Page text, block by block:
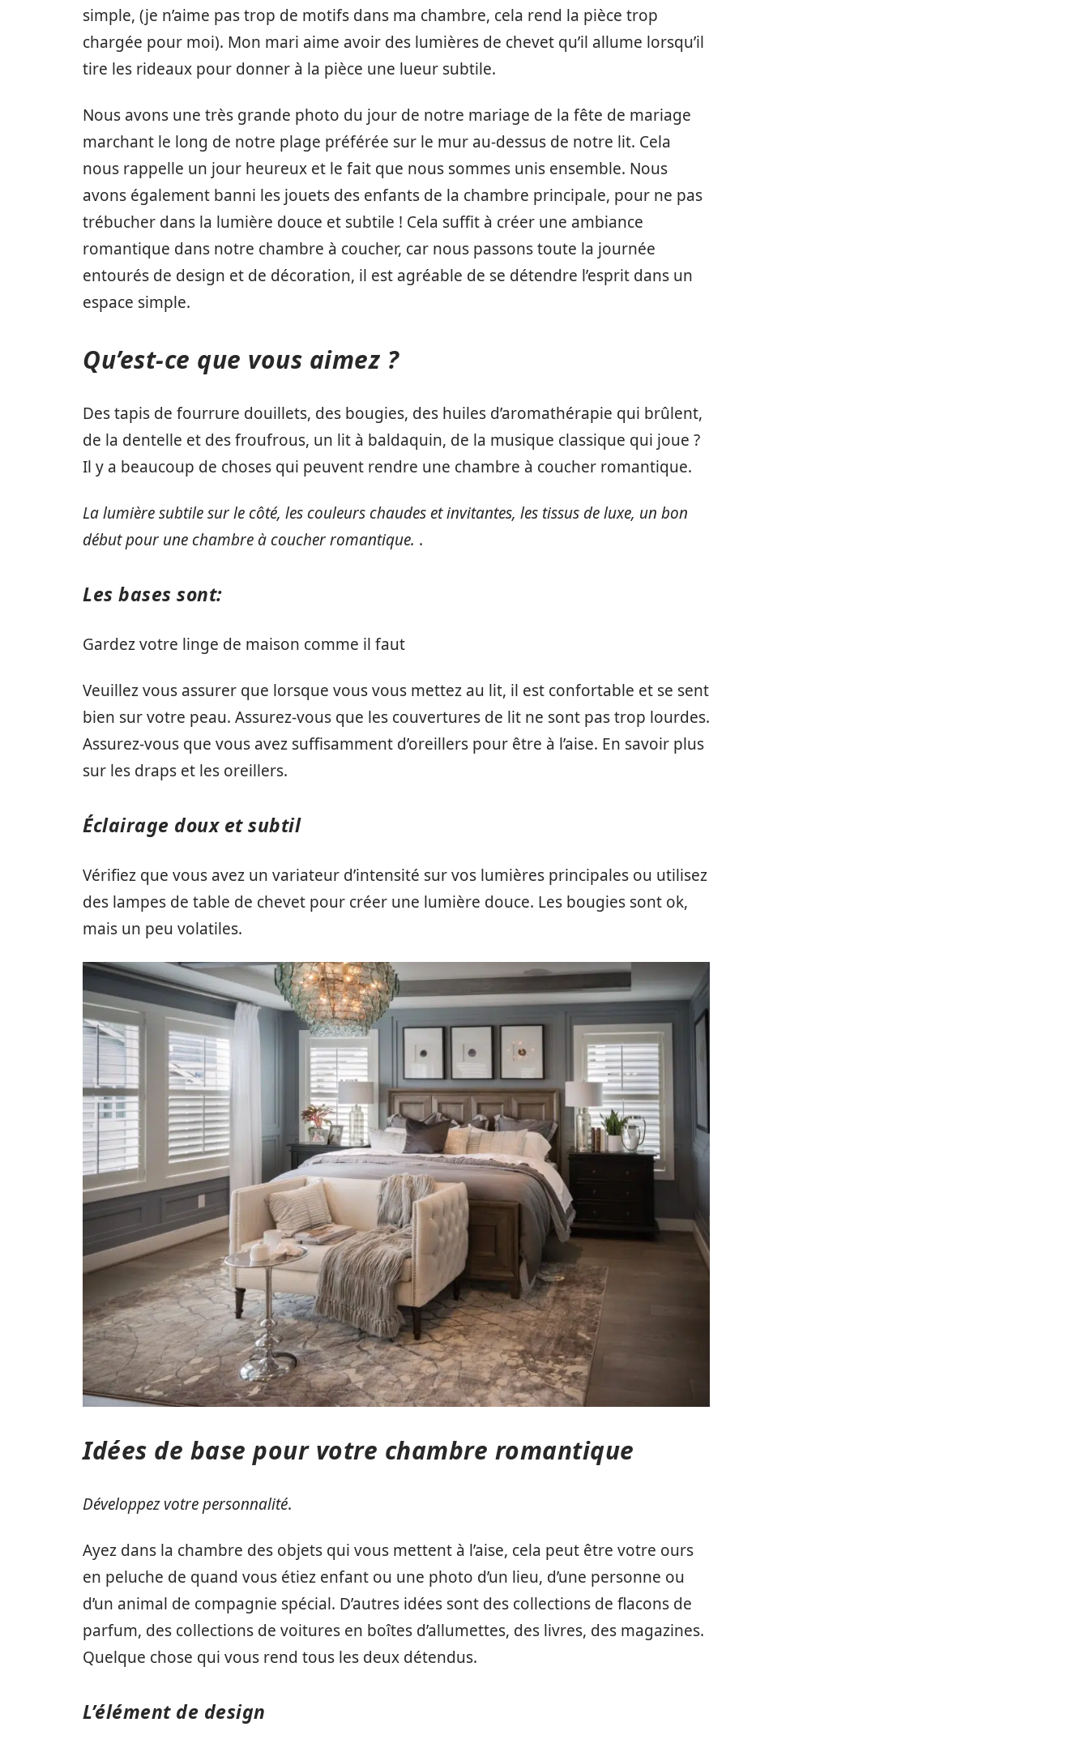
simple, (je n’aime pas trop de motifs dans ma chambre, cela rend la pièce trop
chargée pour moi). Mon mari aime avoir des lumières de chevet qu’il allume lorsqu’il
tire les rideaux pour donner à la pièce une lueur subtile.
Nous avons une très grande photo du jour de notre mariage de la fête de mariage
marchant le long de notre plage préférée sur le mur au-dessus de notre lit. Cela
nous rappelle un jour heureux et le fait que nous sommes unis ensemble. Nous
avons également banni les jouets des enfants de la chambre principale, pour ne pas
trébucher dans la lumière douce et subtile ! Cela suffit à créer une ambiance
romantique dans notre chambre à coucher, car nous passons toute la journée
entourés de design et de décoration, il est agréable de se détendre l’esprit dans un
espace simple.
Qu’est-ce que vous aimez ?
Des tapis de fourrure douillets, des bougies, des huiles d’aromathérapie qui brûlent,
de la dentelle et des froufrous, un lit à baldaquin, de la musique classique qui joue ?
Il y a beaucoup de choses qui peuvent rendre une chambre à coucher romantique.
La lumière subtile sur le côté, les couleurs chaudes et invitantes, les tissus de luxe, un bon
début pour une chambre à coucher romantique. .
Les bases sont:
Gardez votre linge de maison comme il faut
Veuillez vous assurer que lorsque vous vous mettez au lit, il est confortable et se sent
bien sur votre peau. Assurez-vous que les couvertures de lit ne sont pas trop lourdes.
Assurez-vous que vous avez suffisamment d’oreillers pour être à l’aise. En savoir plus
sur les draps et les oreillers.
Éclairage doux et subtil
Vérifiez que vous avez un variateur d’intensité sur vos lumières principales ou utilisez
des lampes de table de chevet pour créer une lumière douce. Les bougies sont ok,
mais un peu volatiles.
Idées de base pour votre chambre romantique
Développez votre personnalité.
Ayez dans la chambre des objets qui vous mettent à l’aise, cela peut être votre ours
en peluche de quand vous étiez enfant ou une photo d’un lieu, d’une personne ou
d’un animal de compagnie spécial. D’autres idées sont des collections de flacons de
parfum, des collections de voitures en boîtes d’allumettes, des livres, des magazines.
Quelque chose qui vous rend tous les deux détendus.
L’élément de design